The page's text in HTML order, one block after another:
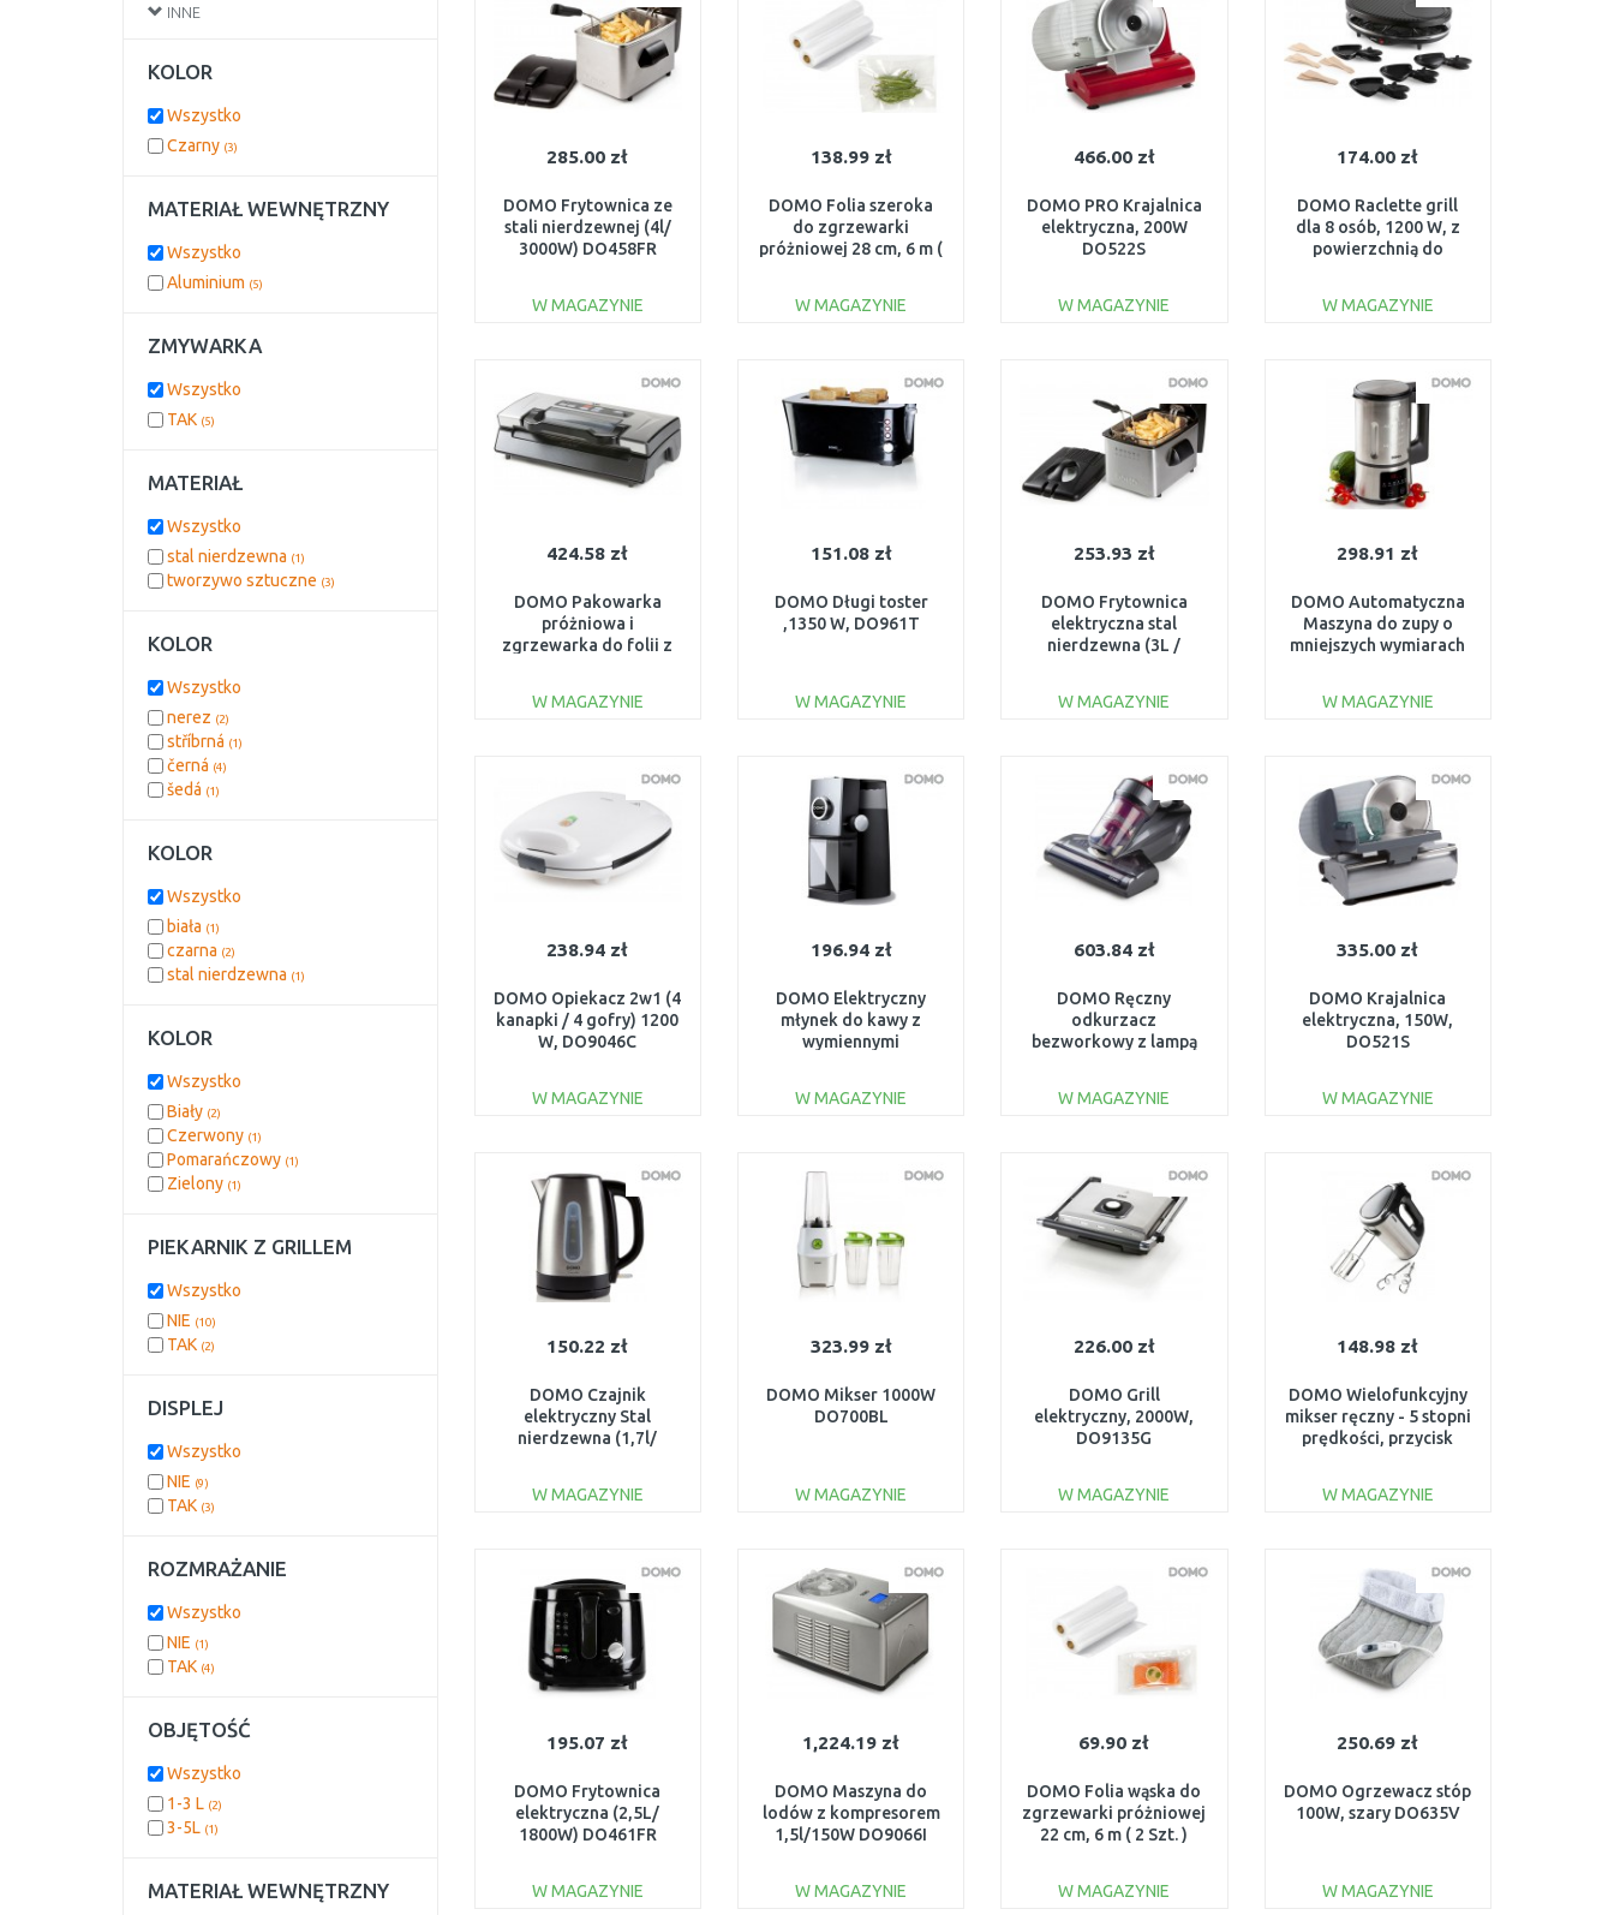
285.00 zł
DOMO Frytownica ze
stali nierdzewnej (4l/
3000W) DO458FR
W MAGAZYNIE
Do porównania
138.99 zł
DOMO Folia szeroka
do zgrzewarki
próżniowej 28 cm, 6 m (
W MAGAZYNIE
Do porównania
466.00 zł
DOMO PRO Krajalnica
elektryczna, 200W
DO522S
W MAGAZYNIE
Do porównania
174.00 zł
DOMO Raclette grill
dla 8 osób, 1200 W, z
powierzchnią do
W MAGAZYNIE
Do porównania
424.58 zł
DOMO Pakowarka
próżniowa i
zgrzewarka do folii z
W MAGAZYNIE
Do porównania
151.08 zł
DOMO Długi toster
,1350 W, DO961T
W MAGAZYNIE
Do porównania
253.93 zł
DOMO Frytownica
elektryczna stal
nierdzewna (3L /
W MAGAZYNIE
Do porównania
298.91 zł
DOMO Automatyczna
Maszyna do zupy o
mniejszych wymiarach
W MAGAZYNIE
Do porównania
238.94 zł
DOMO Opiekacz 2w1 (4
kanapki / 4 gofry) 1200
W, DO9046C
W MAGAZYNIE
Do porównania
196.94 zł
DOMO Elektryczny
młynek do kawy z
wymiennymi
W MAGAZYNIE
Do porównania
603.84 zł
DOMO Ręczny
odkurzacz
bezworkowy z lampą
dezynfekcji,DO234
W MAGAZYNIE
Do porównania
335.00 zł
DOMO Krajalnica
elektryczna, 150W,
DO521S
W MAGAZYNIE
Do porównania
150.22 zł
DOMO Czajnik
elektryczny Stal
nierdzewna (1,7l/
W MAGAZYNIE
Do porównania
323.99 zł
DOMO Mikser 1000W
DO700BL
W MAGAZYNIE
Do porównania
226.00 zł
DOMO Grill
elektryczny, 2000W,
DO9135G
W MAGAZYNIE
Do porównania
148.98 zł
DOMO Wielofunkcyjny
mikser ręczny - 5 stopni
prędkości, przycisk
W MAGAZYNIE
Do porównania
195.07 zł
DOMO Frytownica
elektryczna (2,5L/
1800W) DO461FR
W MAGAZYNIE
1,224.19 zł
DOMO Maszyna do
lodów z kompresorem
1,5l/150W DO9066I
W MAGAZYNIE
69.90 zł
DOMO Folia wąska do
zgrzewarki próżniowej
22 cm, 6 m ( 2 Szt. )
W MAGAZYNIE
250.69 zł
DOMO Ogrzewacz stóp
100W, szary DO635V
W MAGAZYNIE
INNE
KOLOR
Wszystko
Czarny (3)
MATERIAŁ WEWNĘTRZNY
Wszystko
Aluminium (5)
ZMYWARKA
Wszystko
TAK (5)
MATERIAŁ
Wszystko
stal nierdzewna (1)
tworzywo sztuczne (3)
KOLOR
Wszystko
nerez (2)
stříbrná (1)
černá (4)
šedá (1)
KOLOR
Wszystko
biała (1)
czarna (2)
stal nierdzewna (1)
KOLOR
Wszystko
Biały (2)
Czerwony (1)
Pomarańczowy (1)
Zielony (1)
PIEKARNIK Z GRILLEM
Wszystko
NIE (10)
TAK (2)
DISPLEJ
Wszystko
NIE (9)
TAK (3)
ROZMRAŻANIE
Wszystko
NIE (1)
TAK (4)
OBJĘTOŚĆ
Wszystko
1-3 L (2)
3-5L (1)
MATERIAŁ WEWNĘTRZNY